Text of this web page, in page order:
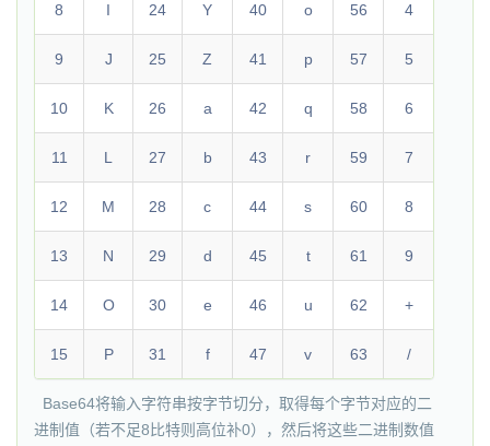
8 I 24 Y 40 o 56 4
9 J 25 Z 41 p 57 5
10 K 26 a 42 q 58 6
11 L 27 b 43 r 59 7
12 M 28 c 44 s 60 8
13 N 29 d 45 t 61 9
14 O 30 e 46 u 62 +
15 P 31 f 47 v 63 /
Base64将输入字符串按字节切分，取得每个字节对应的二
进制值（若不足8比特则高位补0），然后将这些二进制数值